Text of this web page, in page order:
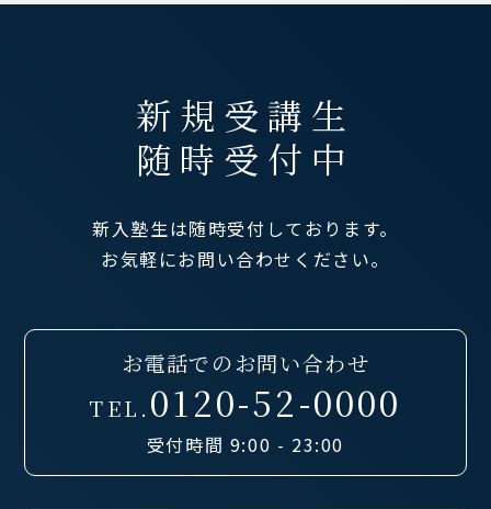
新規受講生
随時受付中
新入塾生は随時受付しております。
お気軽にお問い合わせください。
お電話でのお問い合わせ
TEL. 0120-52-0000
受付時間 9:00 - 23:00